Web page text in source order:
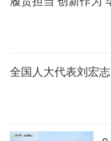
全国人大代表刘宏